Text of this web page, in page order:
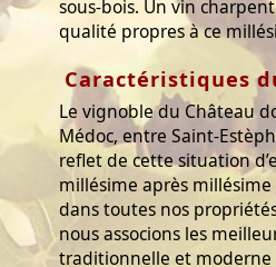
sous-bois. Un vin
qualité propres à ce
Caractéristiques
Le vignoble du Château
Médoc, entre Saint-
reflet de cette situation
millésime après
dans toutes nos
nous associons les
traditionnelle et